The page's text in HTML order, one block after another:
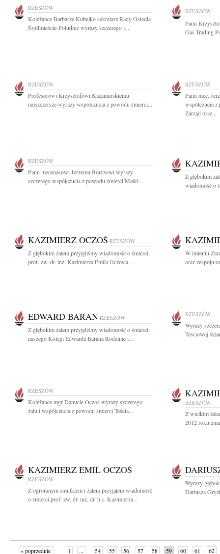
RZESZÓW
Koleżance Barbarze Kubejko sekretarz Rady Osiedla
Śródmieście-Południe wyrazy szczerego i...
RZESZÓW
Panu
Gas Trading
RZESZÓW
Profesorowi Krzysztofowi Kaczmarskiemu
najszczersze wyrazy współczucia z powodu śmierci...
RZESZÓW
Panu mec.
współczucia
Zarząd oraz...
RZESZÓW
Panu mecenasowi Jerzemu Borczowi wyrazy
szczerego współczucia z powodu śmierci Matki...
Z głębokim
wiadomość o
KAZIMIERZ OCZOŚ RZESZÓW
Z głębokim żalem przyjęliśmy wiadomość o śmierci
prof. zw. dr. inż. Kazimierza Emila Oczosia...
W imieniu
oraz zespołu
EDWARD BARAN RZESZÓW
Z głębokim żalem przyjęliśmy wiadomość o śmierci
naszego Kolegi Edwarda Barana Rodzinie i...
RZESZÓW
Wyrazy
Teściowej
RZESZÓW
Koleżance mgr Danucie Oczoś wyrazy szczerego
żalu i współczucia z powodu śmierci Teścia...
RZESZÓW
Z wielkim
2012 roku
KAZIMIERZ EMIL OCZOŚ
RZESZÓW
Z ogromnym smutkiem i żalem przyjąłem wiadomość
o śmierci prof. zw. dr. inż. dr. h.c. Kazimierza...
Wyrazy
Dariusza
« poprzednie 1 ... 54 55 56 57 58 59 60 61 62